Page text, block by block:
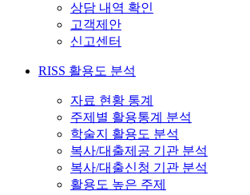
상담 내역 확인
고객제안
신고센터
RISS 활용도 분석
자료 현황 통계
주제별 활용통계 분석
학술지 활용도 분석
복사/대출제공 기관 분석
복사/대출신청 기관 분석
활용도 높은 주제